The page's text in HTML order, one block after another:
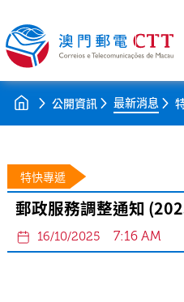
公開資訊 最新消息
特快專遞
郵政服務調整通知
16/10/2025 7:16 AM